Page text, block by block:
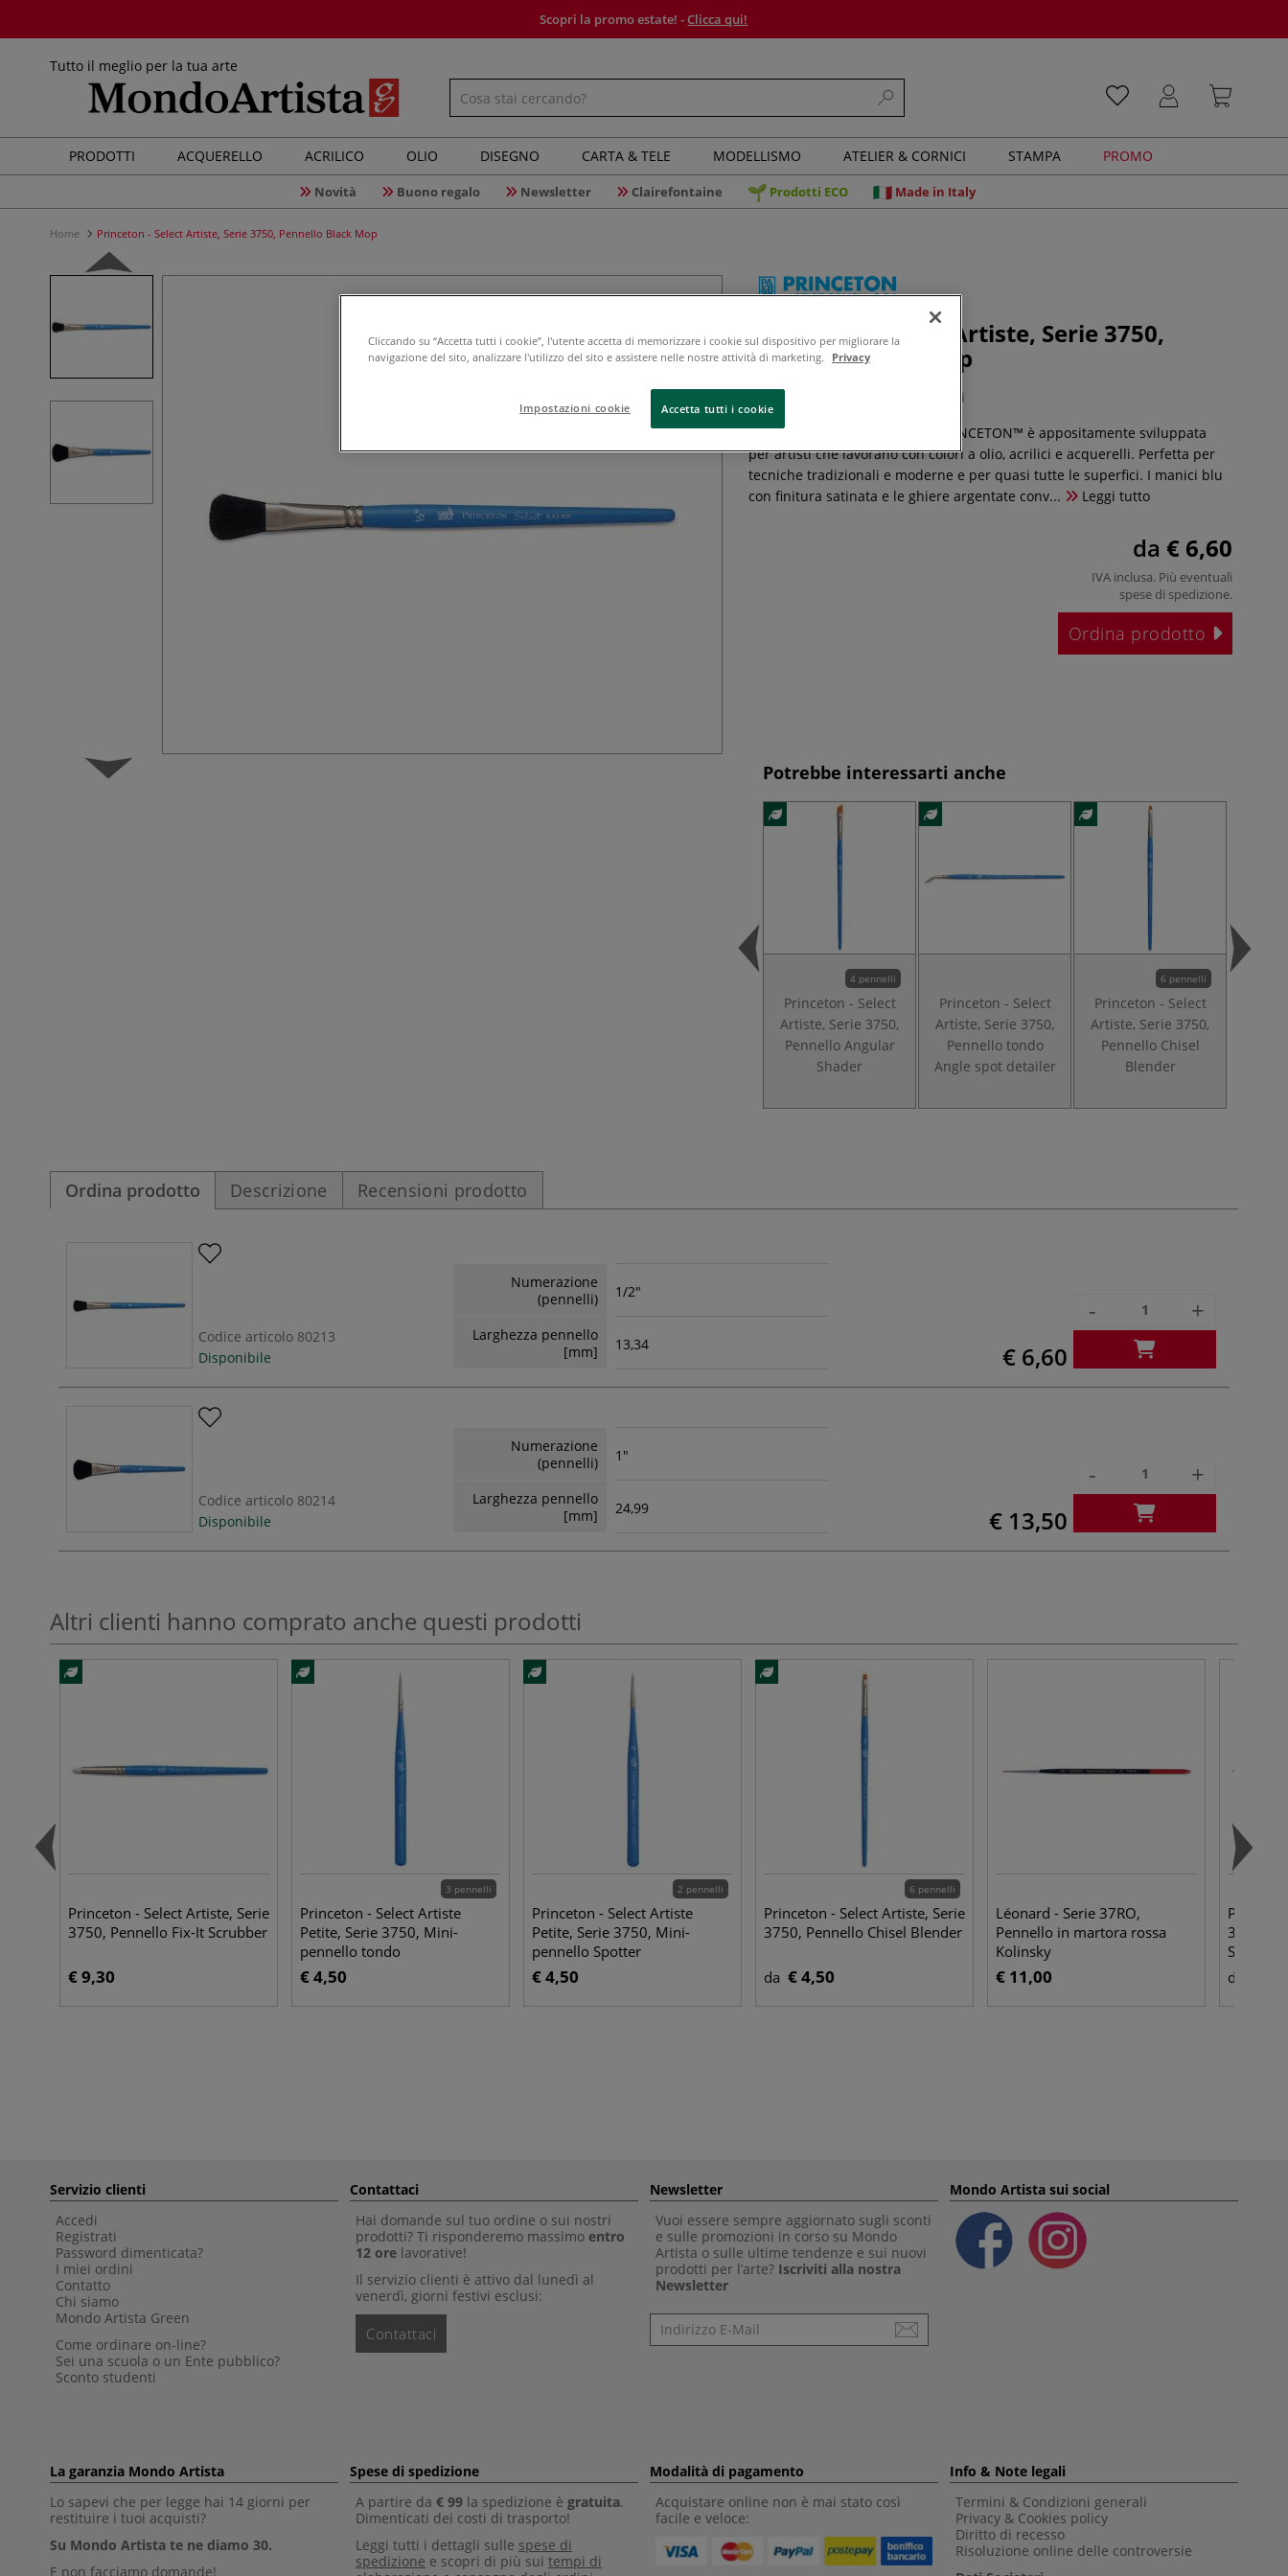
Scopri la promo estate! -Clicca qui!
Tutto il meglio per la tua arte
PRODOTTI ACQUERELLO ACRILICO OLIO DISEGNO CARTA & TELE MODELLISMO ATELIER & CORNICI STAMPA PROMO
Novità Buono regalo Newsletter Clairefontaine Prodotti ECO Made in Italy
Home Princeton - Select Artiste, Serie 3750, Pennello Black Mop
Princeton - Select Artiste, Serie 3750,
Pennello Black Mop
0 recensioni
La serie Select™ ARTISTE™ di PRINCETON™ è appositamente sviluppata
per artisti che lavorano con colori a olio, acrilici e acquerelli. Perfetta per
tecniche tradizionali e moderne e per quasi tutte le superfici. I manici blu
con finitura satinata e le ghiere argentate conv...
Leggi tutto
da € 6,60
IVA inclusa. Più eventuali
spese di spedizione.
Ordina prodotto
Potrebbe interessarti anche
4 pennelli
Princeton - Select
Artiste, Serie 3750,
Pennello Angular
Shader
Princeton - Select
Artiste, Serie 3750,
Pennello tondo
Angle spot detailer
6 pennelli
Princeton - Select
Artiste, Serie 3750,
Pennello Chisel
Blender
Ordina prodotto Descrizione Recensioni prodotto
Codice articolo 80213
Disponibile
Numerazione
(pennelli)
1/2"
Larghezza pennello
[mm]
13,34 € 6,60
- +
Codice articolo 80214
Disponibile
Numerazione
(pennelli)
1"
Larghezza pennello
[mm]
24,99 € 13,50
- +
Altri clienti hanno comprato anche questi prodotti
Princeton - Select Artiste, Serie
3750, Pennello Fix-It Scrubber
€ 9,30
3 pennelli
Princeton - Select Artiste
Petite, Serie 3750, Mini-
pennello tondo
€ 4,50
2 pennelli
Princeton - Select Artiste
Petite, Serie 3750, Mini-
pennello Spotter
€ 4,50
6 pennelli
Princeton - Select Artiste, Serie
3750, Pennello Chisel Blender
da € 4,50
Léonard - Serie 37RO,
Pennello in martora rossa
Kolinsky
€ 11,00
3750,
da
Servizio clienti
Accedi
Registrati
Password dimenticata?
I miei ordini
Contatto
Chi siamo
Mondo Artista Green
Come ordinare on-line?
Sei una scuola o un Ente pubblico?
Sconto studenti
Contattaci
Hai domande sul tuo ordine o sui nostri
prodotti? Ti risponderemo massimo entro
12 ore lavorative!
Il servizio clienti è attivo dal lunedì al
venerdì, giorni festivi esclusi:
Contattaci
Newsletter
Vuoi essere sempre aggiornato sugli sconti
e sulle promozioni in corso su Mondo
Artista o sulle ultime tendenze e sui nuovi
prodotti per l’arte? Iscriviti alla nostra
Newsletter
Newsletter
Mondo Artista sui social
La garanzia Mondo Artista
Lo sapevi che per legge hai 14 giorni per
restituire i tuoi acquisti?
Su Mondo Artista te ne diamo 30.
E non facciamo domande!
Spese di spedizione
A partire da € 99 la spedizione è gratuita.
Dimenticati dei costi di trasporto!
Leggi tutti i dettagli sulle spese di
spedizione e scopri di più sui tempi di
Modalità di pagamento
Acquistare online non è mai stato così
facile e veloce:
Info & Note legali
Termini & Condizioni generali
Privacy & Cookies policy
Diritto di recesso
Risoluzione online delle controversie
Cliccando su “Accetta tutti i cookie”, l'utente accetta di memorizzare i cookie sul dispositivo per migliorare la
navigazione del sito, analizzare l'utilizzo del sito e assistere nelle nostre attività di marketing.
Privacy
Impostazioni cookie Accetta tutti i cookie